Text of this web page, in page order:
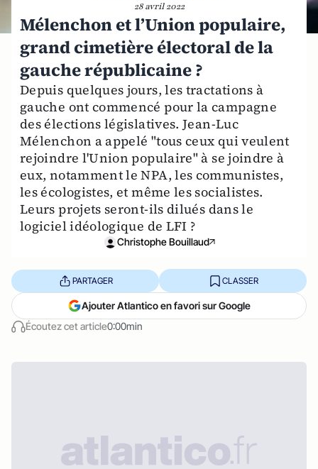
28 avril 2022
Mélenchon et l’Union populaire,
grand cimetière électoral de la
gauche républicaine ?
Depuis quelques jours, les tractations à
gauche ont commencé pour la campagne
des élections législatives. Jean-Luc
Mélenchon a appelé "tous ceux qui veulent
rejoindre l'Union populaire" à se joindre à
eux, notamment le NPA, les communistes,
les écologistes, et même les socialistes.
Leurs projets seront-ils dilués dans le
logiciel idéologique de LFI ?
Christophe Bouillaud
Écoutez cet article0:00min
PARTAGER CLASSER
Ajouter Atlantico en favori sur Google